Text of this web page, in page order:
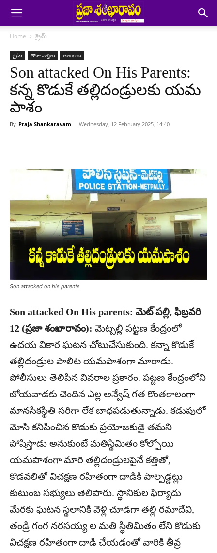
Home క్రైమ్
క్రైమ్ తాజా వార్తలు తెలంగాణ
Son attacked On His Parents:
కన్న కొడుకే తల్లిదండ్రులకు యమ
పాశం
By Praja Shankaravam - Wednesday, 12 February 2025, 14:40
Son attacked on his parents
Son attacked On His parents: మెట్ పల్లి, ఫిబ్రవరి
12 (ప్రజా శంఖారావం): మెట్పల్లి పట్టణ కేంద్రంలో
ఉదయ వికార ఘటన చోటుచేసుకుంది. కన్నా కొడుకే
తల్లిదండ్రుల పాలిట యమపాశంగా మారాడు.
పోలీసులు తెలిపిన వివరాల ప్రకారం. పట్టణ కేంద్రంలోని
బోయవాడకు చెందిన ఎల్ల అన్వేష్ గత కొంతకాలంగా
మానసికస్థితి సరిగా లేక బాధపడుతున్నాడు. కడుపులో
మోసి కనిపించిన కొడుకు ప్రయోజకుడై తమని
పోషిస్తాడు అనుకుంటే మతిస్థిమితం కోల్పోయి
యమపాశంగా మారి తల్లిదండ్రులపైనే కత్తితో,
కొడవలితో విచక్షణ రహితంగా దాడికి పాల్పడ్డట్లు
కుటుంబ సభ్యులు తెలిపారు. స్థానికుల ఫిర్యాదు
మేరకు ఘటన స్థలానికి వెళ్లి చూడగా తల్లి రమాదేవి,
తండ్రి గంగ నరసయ్య ల మతి స్థితిమితం లేని కొడుకు
విచక్షణ రహితంగా దాడి చేయడంతో వారికి తీవ్ర